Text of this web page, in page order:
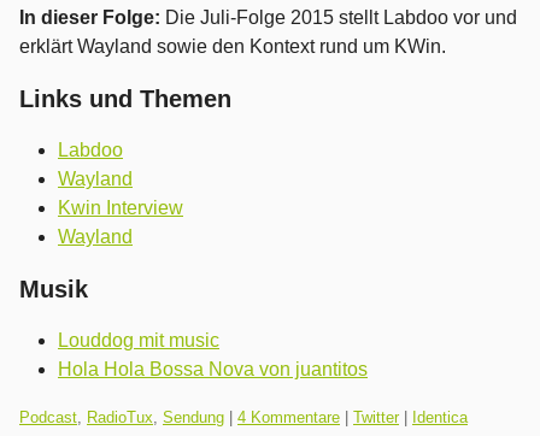
In dieser Folge: Die Juli-Folge 2015 stellt Labdoo vor und
erklärt Wayland sowie den Kontext rund um KWin.
Links und Themen
Labdoo
Wayland
Kwin Interview
Wayland
Musik
Louddog mit music
Hola Hola Bossa Nova von juantitos
Kategorien:
Podcast, RadioTux, Sendung 4 Kommentare Twitter|
Identica